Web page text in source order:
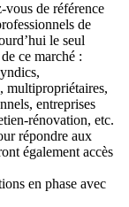
vous de référence
de
le seul
ce marché :
multipropriétaires,
entreprises
rénovation, etc.
répondre aux
également accès
en phase avec